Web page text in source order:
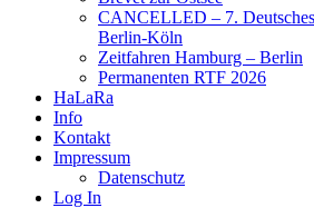
CANCELLED – 7.
Berlin-Köln
Zeitfahren Hamburg – Berlin
Permanenten RTF 2026
HaLaRa
Info
Kontakt
Impressum
Datenschutz
Log In